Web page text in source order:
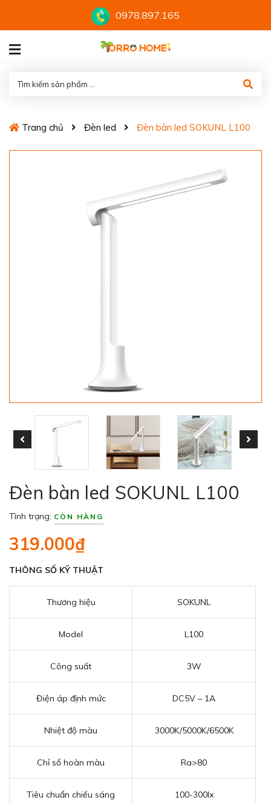
0978.897.165
Trang chủ Đèn led Đèn bàn led SOKUNL L100
Đèn bàn led SOKUNL L100
Tình trạng: CÒN HÀNG
319.000₫
THÔNG SỐ KỸ THUẬT
Thương hiệu SOKUNL
Model L100
Công suất 3W
Điện áp định mức DC5V – 1A
Nhiệt độ màu 3000K/5000K/6500K
Chỉ số hoàn màu Ra>80
Tiêu chuẩn chiếu sáng 100-300lx